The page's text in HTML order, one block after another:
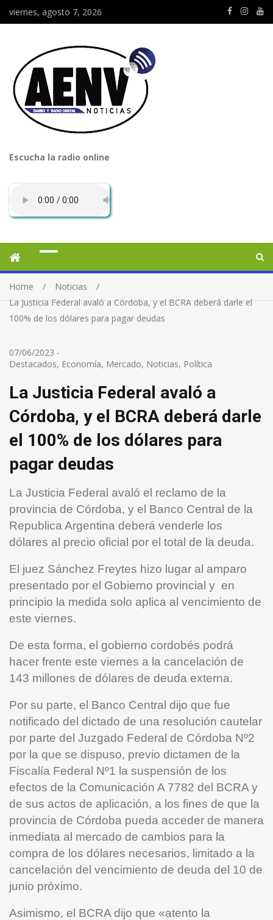
viernes, agosto 7, 2026
Escucha la radio online
Home
Noticias
La Justicia Federal avaló a Córdoba, y el BCRA deberá darle el
100% de los dólares para pagar deudas
07/06/2023 -
Destacados, Economía, Mercado, Noticias, Política
La Justicia Federal avaló a
Córdoba, y el BCRA deberá darle
el 100% de los dólares para
pagar deudas
La Justicia Federal avaló el reclamo de la
provincia de Córdoba, y el Banco Central de la
Republica Argentina deberá venderle los
dólares al precio oficial por el total de la deuda.
El juez Sánchez Freytes hizo lugar al amparo
presentado por el Gobierno provincial y en
principio la medida solo aplica al vencimiento de
este viernes.
De esta forma, el gobierno cordobés podrá
hacer frente este viernes a la cancelación de
143 millones de dólares de deuda externa.
Por su parte, el Banco Central dijo que fue
notificado del dictado de una resolución cautelar
por parte del Juzgado Federal de Córdoba Nº2
por la que se dispuso, previo dictamen de la
Fiscalía Federal Nº1 la suspensión de los
efectos de la Comunicación A 7782 del BCRA y
de sus actos de aplicación, a los fines de que la
provincia de Córdoba pueda acceder de manera
inmediata al mercado de cambios para la
compra de los dólares necesarios, limitado a la
cancelación del vencimiento de deuda del 10 de
junio próximo.
Asimismo, el BCRA dijo que «atento la